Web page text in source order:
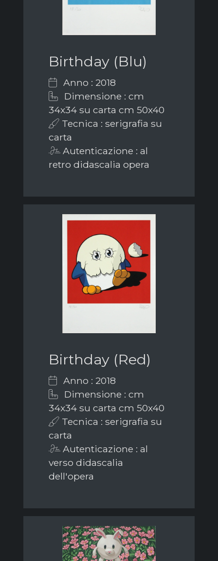
Birthday (Blu)
Anno : 2018
Dimensione : cm
34x34 su carta cm 50x40
Tecnica : serigrafia su
carta
Autenticazione : al
retro didascalia opera
Birthday (Red)
Anno : 2018
Dimensione : cm
34x34 su carta cm 50x40
Tecnica : serigrafia su
carta
Autenticazione : al
verso didascalia
dell'opera